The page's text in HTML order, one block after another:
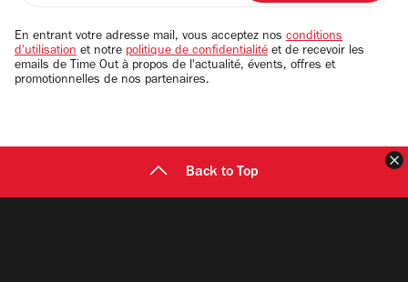
email
En entrant votre adresse mail, vous acceptez nos conditions
d'utilisation et notre politique de confidentialité et de recevoir les
emails de Time Out à propos de l'actualité, évents, offres et
promotionnelles de nos partenaires.
Back to Top